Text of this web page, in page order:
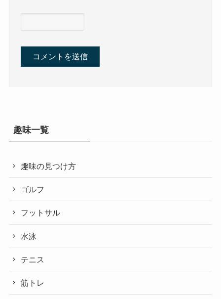
趣味一覧
趣味の見つけ方
ゴルフ
フットサル
水泳
テニス
筋トレ